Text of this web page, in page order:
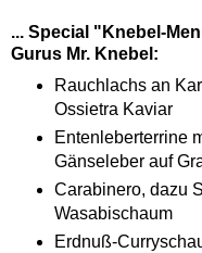
... Special "Knebel-
Gurus Mr. Knebel:
Rauchlachs an
Ossietra Kaviar
Entenleberterrine
Gänseleber auf
Carabinero, dazu
Wasabischaum
Erdnuß-